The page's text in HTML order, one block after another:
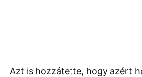
Azt is hozzátette, hogy azért